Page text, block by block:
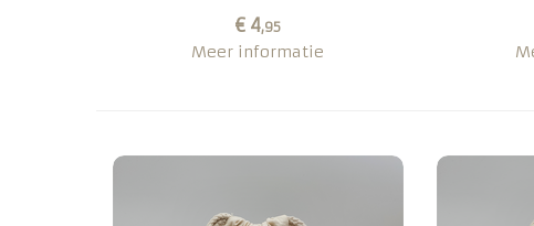
€ 4,95
Meer informatie